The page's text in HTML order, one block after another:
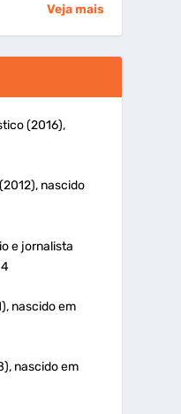
Veja mais
(2016),
nascido
e jornalista
nascido em
nascido em